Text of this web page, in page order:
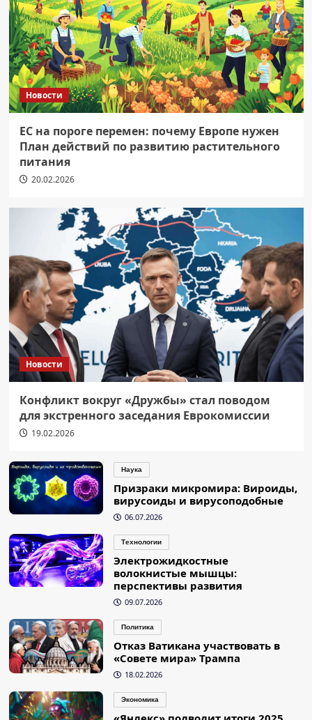
Новости
ЕС на пороге перемен: почему Европе нужен
План действий по развитию растительного
питания
20.02.2026
Новости
Конфликт вокруг «Дружбы» стал поводом
для экстренного заседания Еврокомиссии
19.02.2026
Наука
Призраки микромира: Вироиды,
вирусоиды и вирусоподобные
06.07.2026
Технологии
Электрожидкостные
волокнистые мышцы:
перспективы развития
09.07.2026
Политика
Отказ Ватикана участвовать в
«Совете мира» Трампа
18.02.2026
Экономика